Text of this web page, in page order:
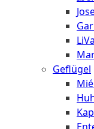
Geflügel